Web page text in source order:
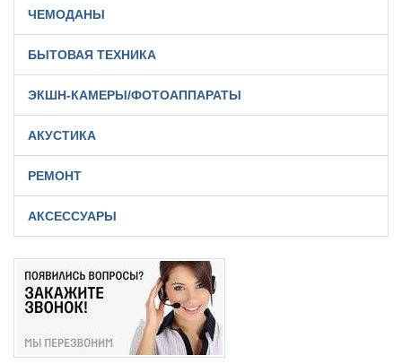
ЧЕМОДАНЫ
БЫТОВАЯ ТЕХНИКА
ЭКШН-КАМЕРЫ/ФОТОАППАРАТЫ
АКУСТИКА
РЕМОНТ
АКСЕССУАРЫ